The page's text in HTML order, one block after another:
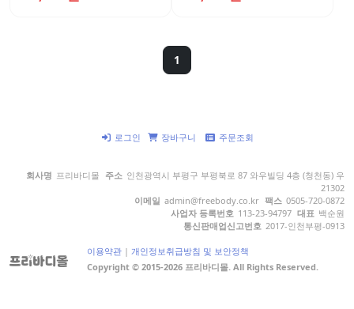
1
로그인 장바구니 주문조회
이용약관 | 개인정보취급방침 및 보안정책
Copyright © 2015-2026 프리바디몰. All Rights Reserved.
회사명 프리바디몰 주소 인천광역시 부평구 부평북로 87 와우빌딩 4층 (청천동) 우
21302
이메일 admin@freebody.co.kr 팩스 0505-720-0872
사업자 등록번호 113-23-94797 대표 백순원
통신판매업신고번호 2017-인천부평-0913